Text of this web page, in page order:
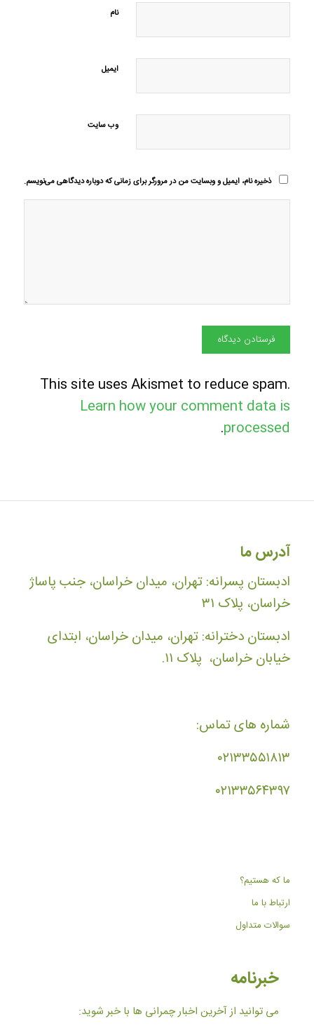
نام
ایمیل
وب‌ سایت
ذخیره نام، ایمیل و وبسایت من در مرورگر برای زمانی که دوباره دیدگاهی می‌نویسم.
This site uses Akismet to reduce spam.
Learn how your comment data is
processed
.
آدرس ما
ادبستان پسرانه: تهران، میدان خراسان، جنب پاساژ
خراسان، پلاک ۳۱
ادبستان دخترانه: تهران، میدان خراسان، ابتدای
خیابان خراسان، پلاک ۱۱.
شماره های تماس:
۰۲۱۳۳۵۵۱۸۱۳
۰۲۱۳۳۵۶۴۳۹۷
ما که هستیم؟
ارتباط با ما
سوالات متداول
خبرنامه
می توانید از آخرین اخبار چمرانی ها با خبر شوید: